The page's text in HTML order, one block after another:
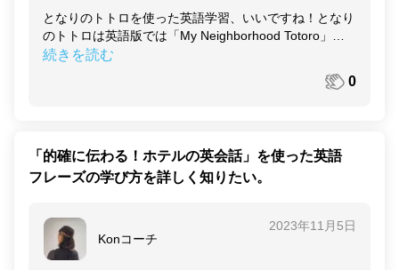
最初はネイティブのスピードに合わせて話すのが難しい
かもしれませんが、練習していくうちに発音やイントネ
スピーキング力を身につけていきましょう。
となりのトトロを使った英語学習、いいですね！となり
のトトロは英語版では「My Neighborhood Totoro」と
いうタイトルになっています。
オンライン英会話でとなりのトトロについて英語で話せ
いった子供なので、簡単かつ日常的によく使われるフレ
ーズが映画の中で学べます。
のセリフを覚えるとスピーキング力のアップにつながる
のでおすすめです。
続きを読む
0
「的確に伝わる！ホテルの英会話」を使った英語
フレーズの学び方を詳しく知りたい。
2023年11月5日
Konコーチ